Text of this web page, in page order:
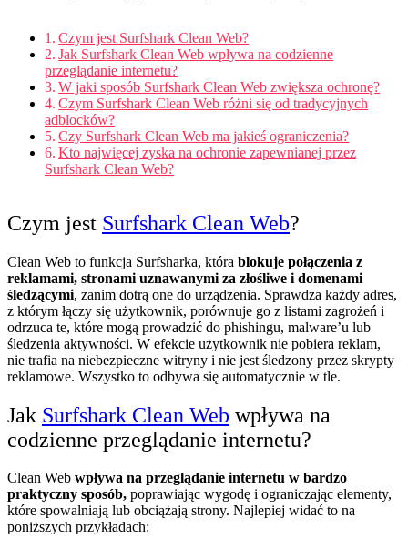
Czym jest Surfshark Clean Web?
Jak Surfshark Clean Web wpływa na codzienne
przeglądanie internetu?
W jaki sposób Surfshark Clean Web zwiększa ochronę?
Czym Surfshark Clean Web różni się od tradycyjnych
adblocków?
Czy Surfshark Clean Web ma jakieś ograniczenia?
Kto najwięcej zyska na ochronie zapewnianej przez
Surfshark Clean Web?
Czym jest Surfshark Clean Web?
Clean Web to funkcja Surfsharka, która blokuje połączenia z
reklamami, stronami uznawanymi za złośliwe i domenami
śledzącymi, zanim dotrą one do urządzenia. Sprawdza każdy adres,
z którym łączy się użytkownik, porównuje go z listami zagrożeń i
odrzuca te, które mogą prowadzić do phishingu, malware’u lub
śledzenia aktywności. W efekcie użytkownik nie pobiera reklam,
nie trafia na niebezpieczne witryny i nie jest śledzony przez skrypty
reklamowe. Wszystko to odbywa się automatycznie w tle.
Jak Surfshark Clean Web wpływa na
codzienne przeglądanie internetu?
Clean Web wpływa na przeglądanie internetu w bardzo
praktyczny sposób, poprawiając wygodę i ograniczając elementy,
które spowalniają lub obciążają strony. Najlepiej widać to na
poniższych przykładach: